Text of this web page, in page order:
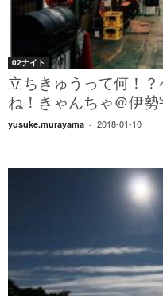
02ナイト
立ちきゅうって何！
ね！きゃんちゃ＠伊勢
yusuke.murayama - 2018-01-10